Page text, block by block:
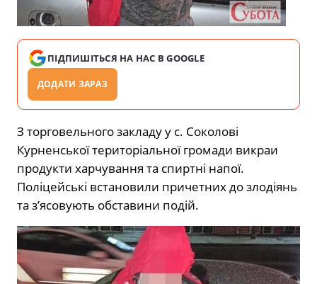
ПІДПИШІТЬСЯ НА НАС В GOOGLE
ДОДАТИ ЗАРАЗ
З торговельного закладу у с. Соколові
Курненської територіальної громади викраи
продукти харчування та спиртні напої.
Поліцейські встановили причетних до злодіянь
та з’ясовують обставини подій.